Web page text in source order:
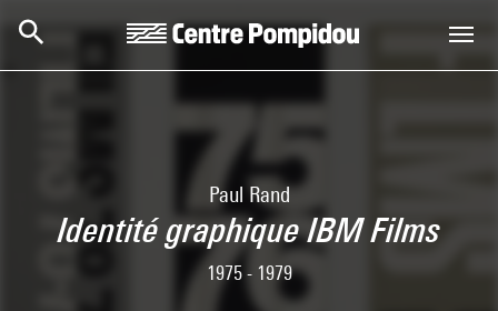
Paul Rand
Identité graphique IBM Films
1975 - 1979